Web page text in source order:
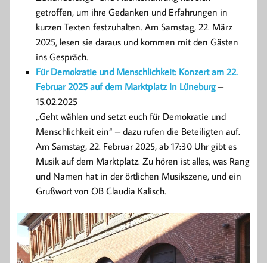
getroffen, um ihre Gedanken und Erfahrungen in
kurzen Texten festzuhalten. Am Samstag, 22. März
2025, lesen sie daraus und kommen mit den Gästen
ins Gespräch.
Für Demokratie und Menschlichkeit: Konzert am 22.
Februar 2025 auf dem Marktplatz in Lüneburg –
15.02.2025
„Geht wählen und setzt euch für Demokratie und
Menschlichkeit ein“ – dazu rufen die Beteiligten auf.
Am Samstag, 22. Februar 2025, ab 17:30 Uhr gibt es
Musik auf dem Marktplatz. Zu hören ist alles, was Rang
und Namen hat in der örtlichen Musikszene, und ein
Grußwort von OB Claudia Kalisch.